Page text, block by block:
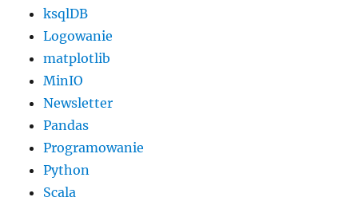
ksqlDB
Logowanie
matplotlib
MinIO
Newsletter
Pandas
Programowanie
Python
Scala